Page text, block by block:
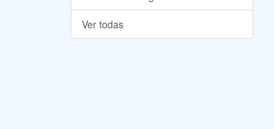
Ver todas